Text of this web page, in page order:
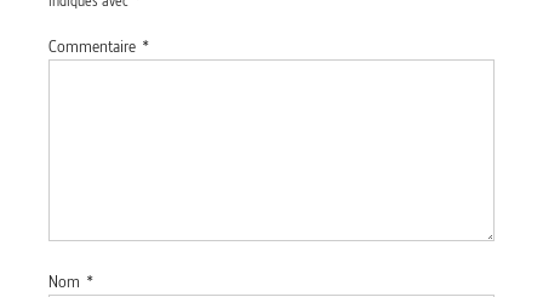
Commentaire *
Nom *